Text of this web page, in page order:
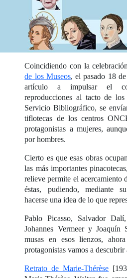
Coincidiendo con la
de los Museos, el pasado 18
artículo a impulsar el
reproducciones al tacto de
Servicio Bibliográfico, se
tiflotecas de los centros
protagonistas a mujeres,
por hombres.
Cierto es que esas obras
las más importantes
relieve permite el acercamiento
éstas, pudiendo, mediante
hacerse una idea de lo que
Pablo Picasso, Salvador
Johannes Vermeer y Joaquín
musas en esos lienzos,
protagonistas vamos a descubrir
Retrato de Marie-Thérèse